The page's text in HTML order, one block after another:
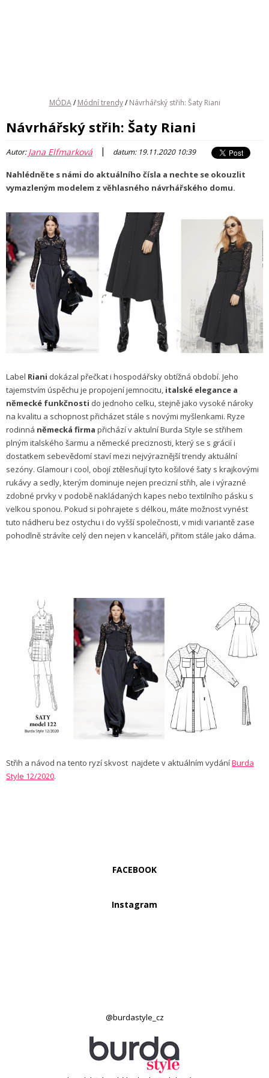
MÓDA / Módní trendy / Návrhářský střih: Šaty Riani
Návrhářský střih: Šaty Riani
Autor:Jana Elfmarková | datum: 19.11.2020 10:39
Nahlédněte s námi do aktuálního čísla a nechte se okouzlit
vymazleným modelem z věhlasného návrhářského domu.
Label Riani dokázal přečkat i hospodářsky obtížná období. Jeho
tajemstvím úspěchu je propojení jemnocitu, italské elegance a
německé funkčnosti do jednoho celku, stejně jako vysoké nároky
na kvalitu a schopnost přicházet stále s novými myšlenkami. Ryze
rodinná německá firma přichází v aktulní Burda Style se střihem
plným italského šarmu a německé preciznosti, který se s grácií i
dostatkem sebevědomí staví mezi nejvýraznější trendy aktuální
sezóny. Glamour i cool, obojí ztělesňují tyto košilové šaty s krajkovými
rukávy a sedly, kterým dominuje nejen precizní střih, ale i výrazné
zdobné prvky v podobě nakládaných kapes nebo textilního pásku s
velkou sponou. Pokud si pohrajete s délkou, máte možnost vynést
tuto nádheru bez ostychu i do vyšší společnosti, v midi variantě zase
pohodlně strávíte celý den nejen v kanceláři, přitom stále jako dáma.
Střih a návod na tento ryzí skvost najdete v aktuálním vydáníBurda
Style 12/2020.
FACEBOOK
Instagram
@burdastyle_cz